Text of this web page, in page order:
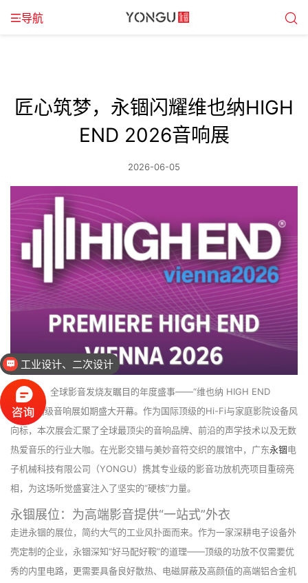
导航
匠心筑梦，永锢闪耀维也纳HIGH
END 2026音响展
2026-06-05
2026年，全球影音发烧友瞩目的年度盛事——“维也纳 HIGH END
2026”高级音响展如期盛大开幕。作为国际顶级的Hi-Fi与家庭影院设备风
向标，本次展会汇聚了全球最顶尖的音响品牌、前沿的声学技术以及无数
热爱音乐的行业大咖。在光影交错与美妙音符交织的展馆中，广东永锢电
子机械科技有限公司（YONGU）携其专业级的影音功放机壳项目重磅亮
相，为这场听觉盛宴注入了坚实的“硬核”力量。
永锢展位：为高端影音提供“一站式”外衣
走进永锢的展位，简约大气的工业风扑面而来。作为一家深耕电子设备外
壳定制的企业，永锢深知“好马配好鞍”的道理——顶级的功放不仅需要优
秀的内里电路，更需要具备良好散热、电磁屏蔽及高颜值的高端铝合金机
工业设计、二次设计